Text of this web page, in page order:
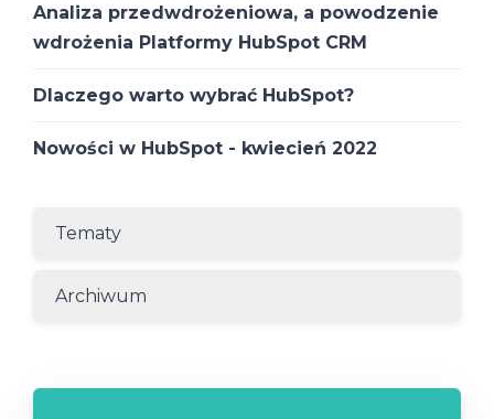
Analiza przedwdrożeniowa, a powodzenie
wdrożenia Platformy HubSpot CRM
Dlaczego warto wybrać HubSpot?
Nowości w HubSpot - kwiecień 2022
Tematy
Archiwum